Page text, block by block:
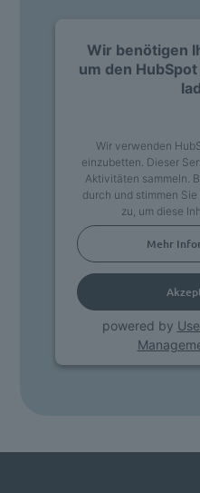
Wir benötigen
um den
Wir verwenden
einzubetten. Dieser
Aktivitäten sammeln.
durch und stimmen
zu, um diese
Mehr
powered by